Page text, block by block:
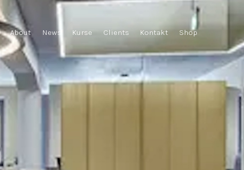
About News Kurse Clients Kontakt Shop